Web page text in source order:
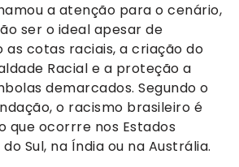
a atenção para o cenário,
ser o ideal apesar de
as cotas raciais, a criação do
Racial e a proteção a
demarcados. Segundo o
o racismo brasileiro é
que ocorrre nos Estados
Sul, na Índia ou na Austrália.